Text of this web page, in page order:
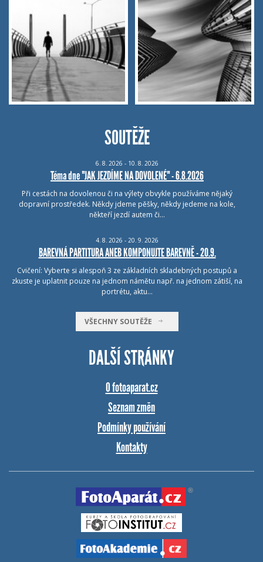
SOUTĚŽE
6. 8. 2026 - 10. 8. 2026
Téma dne "JAK JEZDÍME NA DOVOLENÉ" - 6.8.2026
Při cestách na dovolenou či na výlety obvykle používáme nějaký
dopravní prostředek. Někdy jdeme pěšky, někdy jedeme na kole,
někteří jezdí autem či…
4. 8. 2026 - 20. 9. 2026
BAREVNÁ PARTITURA ANEB KOMPONUJTE BAREVNĚ - 20.9.
Cvičení: Vyberte si alespoň 3 ze základních skladebných postupů a
zkuste je uplatnit pouze na jednom námětu např. na jednom zátiší, na
portrétu, aktu…
VŠECHNY SOUTĚŽE
DALŠÍ STRÁNKY
O fotoaparat.cz
Seznam změn
Podmínky používání
Kontakty